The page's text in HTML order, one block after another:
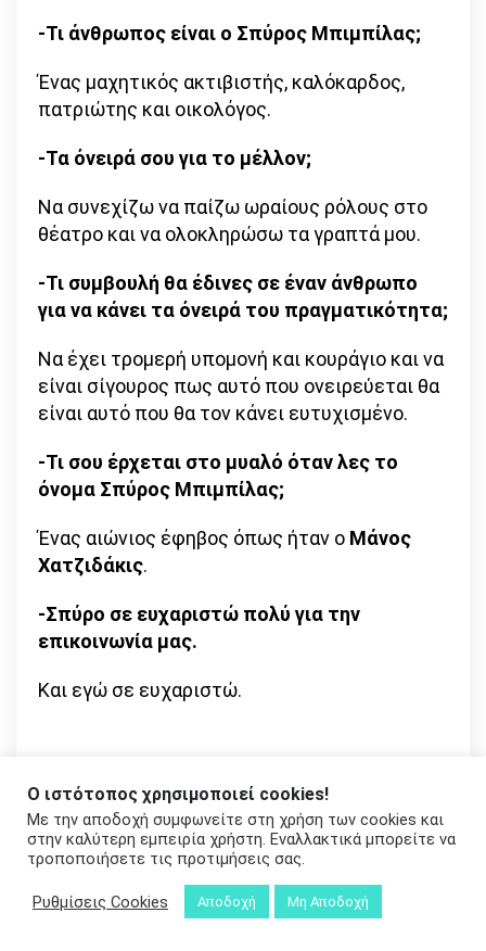
-Τι άνθρωπος είναι ο Σπύρος Μπιμπίλας;
Ένας μαχητικός ακτιβιστής, καλόκαρδος,
πατριώτης και οικολόγος.
-Τα όνειρά σου για το μέλλον;
Να συνεχίζω να παίζω ωραίους ρόλους στο
θέατρο και να ολοκληρώσω τα γραπτά μου.
-Τι συμβουλή θα έδινες σε έναν άνθρωπο
για να κάνει τα όνειρά του πραγματικότητα;
Να έχει τρομερή υπομονή και κουράγιο και να
είναι σίγουρος πως αυτό που ονειρεύεται θα
είναι αυτό που θα τον κάνει ευτυχισμένο.
-Τι σου έρχεται στο μυαλό όταν λες το
όνομα Σπύρος Μπιμπίλας;
Ένας αιώνιος έφηβος όπως ήταν ο Μάνος
Χατζιδάκις.
-Σπύρο σε ευχαριστώ πολύ για την
επικοινωνία μας.
Και εγώ σε ευχαριστώ.
Πλοήγηση
άρθρων
Previous Next
Ο ιστότοπος χρησιμοποιεί cookies!
Με την αποδοχή συμφωνείτε στη χρήση των cookies και
στην καλύτερη εμπειρία χρήστη. Εναλλακτικά μπορείτε να
τροποποιήσετε τις προτιμήσεις σας.
Ρυθμίσεις Cookies Αποδοχή Μη Αποδοχή